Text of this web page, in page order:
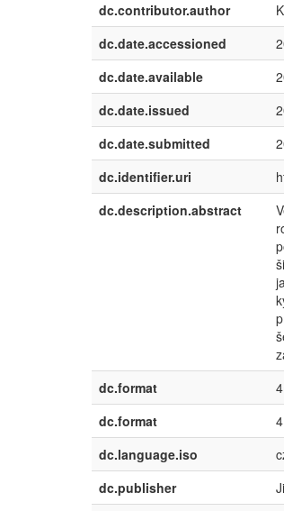
dc.contributor.author
dc.date.accessioned
dc.date.available
dc.date.issued
dc.date.submitted
dc.identifier.uri
dc.description.abstract
dc.format
dc.format
dc.language.iso
dc.publisher